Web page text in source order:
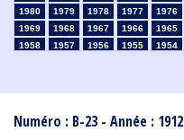
Numéro : B-23 - Année : 1912
1980
1979 1978 1977 1976
1969
1968 1967 1966 1965
1958
1957 1956 1955 1954
1910
1909 1908 1906 1905